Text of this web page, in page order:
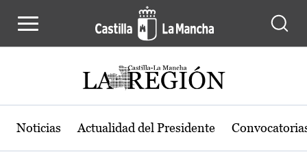
Actualidad de la región de Castilla-
Noticias Actualidad del Presidente